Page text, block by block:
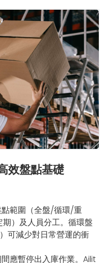
效盤點基礎
點範圍（全盤/循環/重
）及人員分工。循環盤
可減少對日常營運的衝
應暫停出入庫作業。Ailit